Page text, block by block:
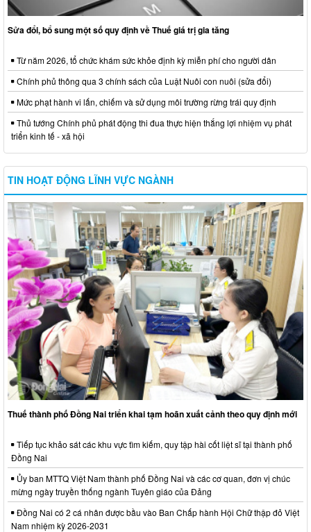
Sửa đổi, bổ sung một số quy định về Thuế giá trị gia tăng
Từ năm 2026, tổ chức khám sức khỏe định kỳ miễn phí cho người dân
Chính phủ thông qua 3 chính sách của Luật Nuôi con nuôi (sửa đổi)
Mức phạt hành vi lấn, chiếm và sử dụng môi trường rừng trái quy định
Thủ tướng Chính phủ phát động thi đua thực hiện thắng lợi nhiệm vụ phát
triển kinh tế - xã hội
TIN HOẠT ĐỘNG LĨNH VỰC NGÀNH
Thuế thành phố Đồng Nai triển khai tạm hoãn xuất cảnh theo quy định mới
Tiếp tục khảo sát các khu vực tìm kiếm, quy tập hài cốt liệt sĩ tại thành phố
Đồng Nai
Ủy ban MTTQ Việt Nam thành phố Đồng Nai và các cơ quan, đơn vị chúc
mừng ngày truyền thống ngành Tuyên giáo của Đảng
Đồng Nai có 2 cá nhân được bầu vào Ban Chấp hành Hội Chữ thập đỏ Việt
Nam nhiệm kỳ 2026-2031